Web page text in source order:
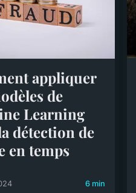
appliquer
de
Learning
détection de
en temps
6 min